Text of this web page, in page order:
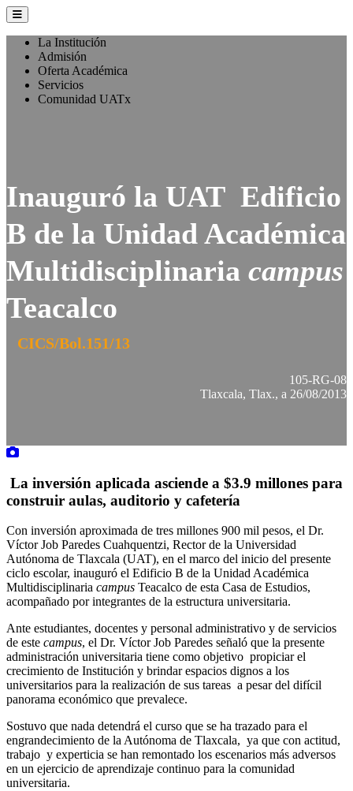
La Institución
Admisión
Oferta Académica
Servicios
Comunidad UATx
Inauguró la UAT Edificio
B de la Unidad Académica
Multidisciplinaria campus
Teacalco
CICS/Bol.151/13
105-RG-08
Tlaxcala, Tlax., a 26/08/2013
La inversión aplicada asciende a $3.9 millones para
construir aulas, auditorio y cafetería
Con inversión aproximada de tres millones 900 mil pesos, el Dr.
Víctor Job Paredes Cuahquentzi, Rector de la Universidad
Autónoma de Tlaxcala (UAT), en el marco del inicio del presente
ciclo escolar, inauguró el Edificio B de la Unidad Académica
Multidisciplinaria campus Teacalco de esta Casa de Estudios,
acompañado por integrantes de la estructura universitaria.
Ante estudiantes, docentes y personal administrativo y de servicios
de este campus, el Dr. Víctor Job Paredes señaló que la presente
administración universitaria tiene como objetivo propiciar el
crecimiento de Institución y brindar espacios dignos a los
universitarios para la realización de sus tareas a pesar del difícil
panorama económico que prevalece.
Sostuvo que nada detendrá el curso que se ha trazado para el
engrandecimiento de la Autónoma de Tlaxcala, ya que con actitud,
trabajo y experticia se han remontado los escenarios más adversos
en un ejercicio de aprendizaje continuo para la comunidad
universitaria.